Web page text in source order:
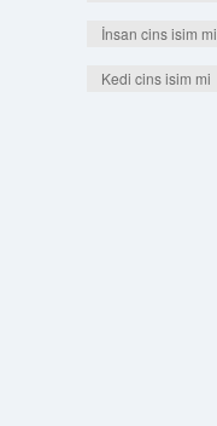
İnsan cins isim mi
Kedi cins isim mi